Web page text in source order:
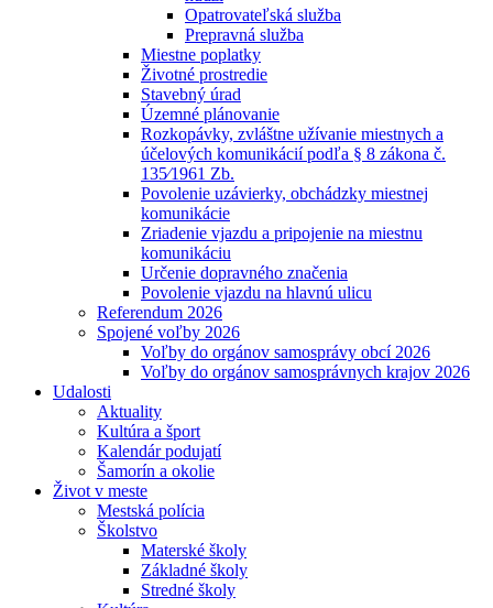
Opatrovateľská služba
Prepravná služba
Miestne poplatky
Životné prostredie
Stavebný úrad
Územné plánovanie
Rozkopávky, zvláštne užívanie miestnych a
účelových komunikácií podľa § 8 zákona č.
135⁄1961 Zb.
Povolenie uzávierky, obchádzky miestnej
komunikácie
Zriadenie vjazdu a pripojenie na miestnu
komunikáciu
Určenie dopravného značenia
Povolenie vjazdu na hlavnú ulicu
Referendum 2026
Spojené voľby 2026
Voľby do orgánov samosprávy obcí 2026
Voľby do orgánov samosprávnych krajov 2026
Udalosti
Aktuality
Kultúra a šport
Kalendár podujatí
Šamorín a okolie
Život v meste
Mestská polícia
Školstvo
Materské školy
Základné školy
Stredné školy